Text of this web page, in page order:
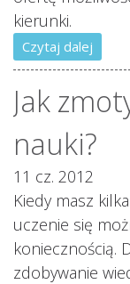
kierunki.
Czytaj dalej
Jak
nauki?
11 cz. 2012
Kiedy masz
uczenie się
koniecznością.
zdobywanie